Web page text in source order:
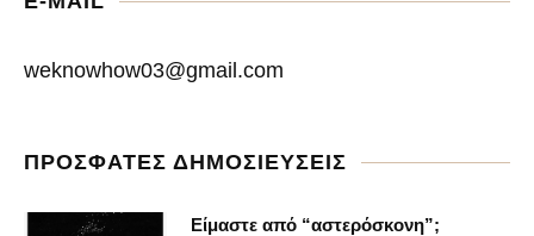
weknowhow03@gmail.com
ΠΡΟΣΦΑΤΕΣ ΔΗΜΟΣΙΕΥΣΕΙΣ
Είμαστε από “αστερόσκονη”;